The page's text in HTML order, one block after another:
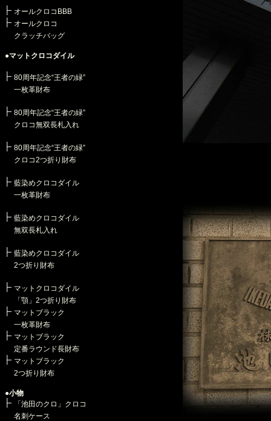
オールクロコBBB
オールクロコ
クラッチバッグ
●マットクロコダイル
80周年記念“王者の緑”
一枚革財布
80周年記念“王者の緑”
クロコ無双長札入れ
80周年記念“王者の緑”
クロコ2つ折り財布
藍染めクロコダイル
一枚革財布
藍染めクロコダイル
無双長札入れ
藍染めクロコダイル
2つ折り財布
マットクロコダイル
「顎」2つ折り財布
マットブラック
一枚革財布
マットブラック
定番ラウンド長財布
マットブラック
2つ折り財布
●小物
「池田のクロ」クロコ
名刺ケース